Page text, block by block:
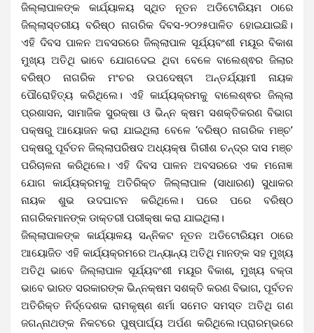
ଜିଲ୍ଲାପାଳଙ୍କ କାର୍ଯ୍ୟାଳୟ ସ୍ଥିତ ନୂତନ ଅଡିଟୋରିୟମ ଠାରେ
ଜିଲ୍ଲାସ୍ତରୀୟ ବରିଷ୍ଠ ନାଗରିକ ଦିବସ-୨୦୨୫ପାଳିତ ହୋଇଯାଇଛି।
ଏହି ଦିବସ ପାଳନ ଅବସରରେ ଜିଲ୍ଲାପାଳ ସୂର୍ଯ୍ୟବଂଶୀ ମୟୂର ବିକାଶ
ମୁଖ୍ୟ ଅତିଥି ଭାବେ ଯୋଗଦେଇ ଥିବା ବେଳେ ବାଲେଶ୍ଵର ଜିଲାର
ବରିଷ୍ଠ ନାଗରିକ ମଂଚର ଉପଦେଷ୍ଟା ଅନ୍ତର୍ଯ୍ୟାମୀ ନାୟକ
ପୌରୋହିତ୍ୟ କରିଥିଲେ। ଏହି କାର୍ଯ୍ୟକ୍ରମକୁ ବାଲେଶ୍ଵର ଜିଲ୍ଲା
ପ୍ରଶାସନ, ସାମାଜିକ ସୁରକ୍ଷା ଓ ଭିନ୍ନ କ୍ଷମ ସଶକ୍ତିକରଣ ବିଭାଗ
ପକ୍ଷରୁ ଆୟୋଜନ କରା ଯାଇଥିଲା ବେଳେ ‘ବରିଷ୍ଠ ନାଗରିକ ମଞ୍ଚ’
ପକ୍ଷରୁ ପୂର୍ବତନ ଜିଲ୍ଲାପରିଷଦ ଅଧ୍ୟକ୍ଷ ଗିରୀଶ ଚନ୍ଦ୍ର ଦାସ ମଞ୍ଚ
ପରିଚାଳନା କରିଥିଲେ। ଏହି ଦିବସ ପାଳନ ଅବସରରେ ଏକ ମନୋଜ୍ଞ
ଯୋଗ କାର୍ଯ୍ୟକ୍ରମକୁ ଅତିରିକ୍ତ ଜିଲ୍ଲାପାଳ (ସାଧାରଣ) ସୁଧାକର
ନାୟକ ଶୁଭ ଉଦଘାଟନ କରିଥିଲେ। ପରେ ପରେ ବରିଷ୍ଠ
ନାଗରିକମାନଙ୍କ ଡାକ୍ତରୀ ପରୀକ୍ଷା କରା ଯାଇଥିଲା।
ଜିଲ୍ଲାପାଳଙ୍କ କାର୍ଯ୍ୟାଳୟ ସନ୍ନିକଟ ନୂତନ ଅଡିଟୋରିୟମ ଠାରେ
ଆୟୋଜିତ ଏହି କାର୍ଯ୍ୟକ୍ରମରେ ଅନ୍ୟାନ୍ୟ ଅତିଥି ମାନଙ୍କ ସହ ମୁଖ୍ୟ
ଅତିଥି ଭାବେ ଜିଲ୍ଲାପାଳ ସୂର୍ଯ୍ୟବଂଶୀ ମୟୂର ବିକାଶ, ମୁଖ୍ୟ ବକ୍ତା
ଭାବେ ଭାରତ ସରକାରଙ୍କ ଭିନ୍ନକ୍ଷମ ସଶକ୍ତି କରଣ ବିଭାଗ, ପୂର୍ବତନ
ଅତିରିକ୍ତ ନିର୍ଦ୍ଦେଶକ ରାମକୃଷ୍ଣ ଶର୍ମା ସମେତ ସମସ୍ତ ଅତିଥି ଗଣ
ଜଗନ୍ନାଥଙ୍କ ନିକଟରେ ପୁଷ୍ପାର୍ଘ୍ୟ ଅର୍ପଣ କରିଥିଲେ।ପ୍ରାରମ୍ଭରେ